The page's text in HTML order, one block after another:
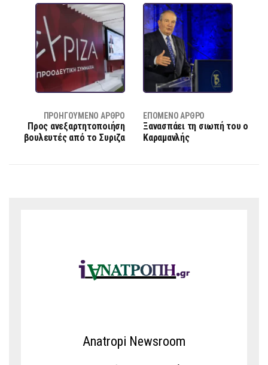
ΠΡΟΗΓΟΎΜΕΝΟ ΆΡΘΡΟ
Προς ανεξαρτητοποιήση
βουλευτές από το Συριζα
ΕΠΌΜΕΝΟ ΆΡΘΡΟ
Ξανασπάει τη σιωπή του ο
Καραμανλής
Anatropi Newsroom